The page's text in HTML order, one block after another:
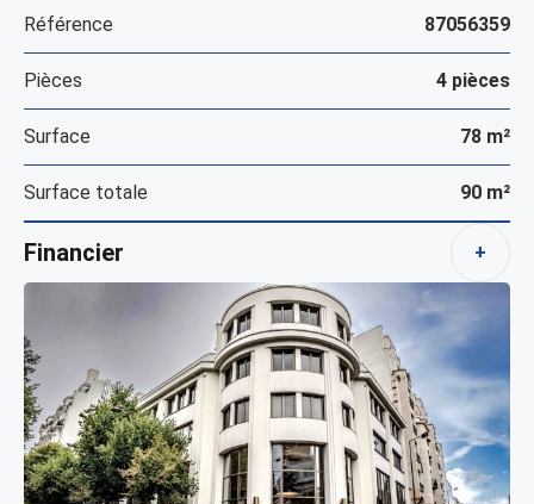
Référence 87056359
Pièces 4 pièces
Surface 78 m²
Surface totale 90 m²
Financier +